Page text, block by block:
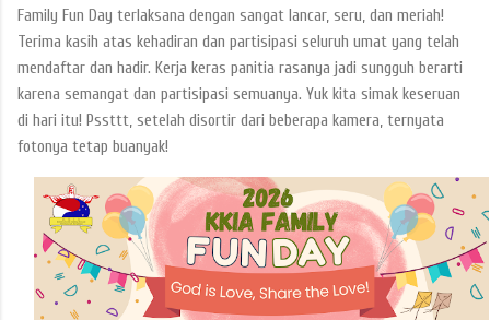
Family Fun Day terlaksana dengan sangat lancar, seru, dan meriah!
Terima kasih atas kehadiran dan partisipasi seluruh umat yang telah
mendaftar dan hadir. Kerja keras panitia rasanya jadi sungguh berarti
karena semangat dan partisipasi semuanya. Yuk kita simak keseruan
di hari itu! Pssttt, setelah disortir dari beberapa kamera, ternyata
fotonya tetap buanyak!